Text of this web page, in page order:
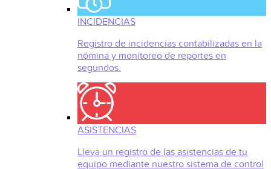
INCIDENCIAS
Registro de incidencias contabilizadas en la
nómina y monitoreo de reportes en
segundos.
ASISTENCIAS
Lleva un registro de las asistencias de tu
equipo mediante nuestro sistema de control